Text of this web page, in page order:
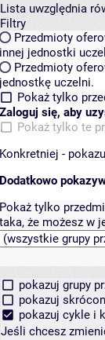
Lista uwzględnia
Filtry
Przedmioty
innej jednostki
Przedmioty
jednostkę uczelni.
Pokaż tylko
Zaloguj się, aby
Pokaż tylko te
Konkretniej -
Dodatkowo
Pokaż tylko
taka, że możesz w
pokazuj grupy
pokazuj
pokazuj cykle i
Jeśli chcesz